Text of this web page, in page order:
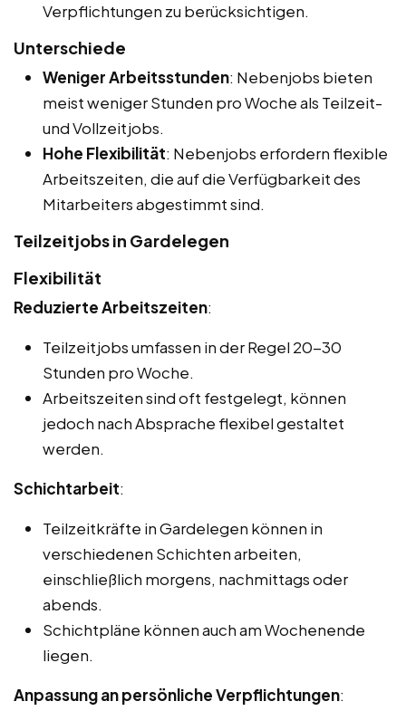
Verpflichtungen zu berücksichtigen.
Unterschiede
Weniger Arbeitsstunden: Nebenjobs bieten
meist weniger Stunden pro Woche als Teilzeit-
und Vollzeitjobs.
Hohe Flexibilität: Nebenjobs erfordern flexible
Arbeitszeiten, die auf die Verfügbarkeit des
Mitarbeiters abgestimmt sind.
Teilzeitjobs in Gardelegen
Flexibilität
Reduzierte Arbeitszeiten:
Teilzeitjobs umfassen in der Regel 20-30
Stunden pro Woche.
Arbeitszeiten sind oft festgelegt, können
jedoch nach Absprache flexibel gestaltet
werden.
Schichtarbeit:
Teilzeitkräfte in Gardelegen können in
verschiedenen Schichten arbeiten,
einschließlich morgens, nachmittags oder
abends.
Schichtpläne können auch am Wochenende
liegen.
Anpassung an persönliche Verpflichtungen: